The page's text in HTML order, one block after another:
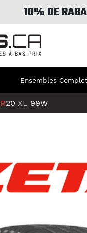
10% DE
Ensembles
R20 XL 99W